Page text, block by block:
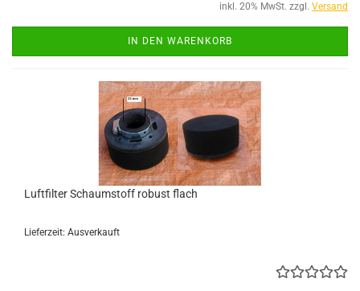
inkl. 20% MwSt. zzgl. Versand
IN DEN WARENKORB
Luftfilter Schaumstoff robust flach
Lieferzeit: Ausverkauft